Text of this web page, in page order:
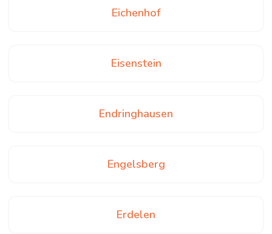
Eichenhof
Eisenstein
Endringhausen
Engelsberg
Erdelen